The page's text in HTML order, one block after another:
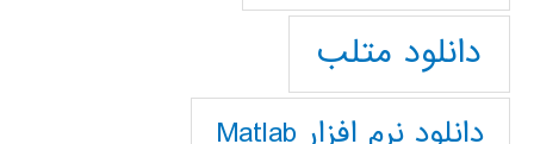
دانلود متلب
دانلود نرم افزار Matlab